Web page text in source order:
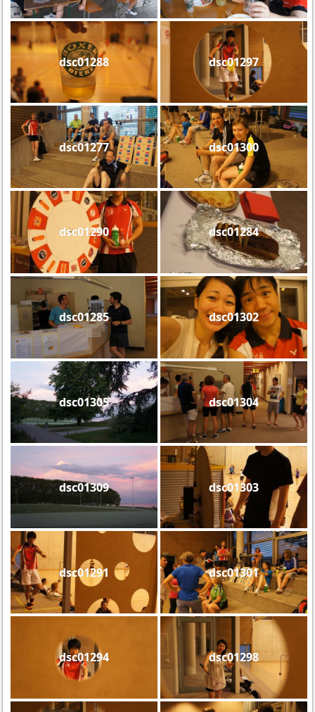
dsc01288 dsc01297
dsc01277 dsc01300
dsc01290 dsc01284
dsc01285 dsc01302
dsc01305 dsc01304
dsc01309 dsc01303
dsc01291 dsc01301
dsc01294 dsc01298